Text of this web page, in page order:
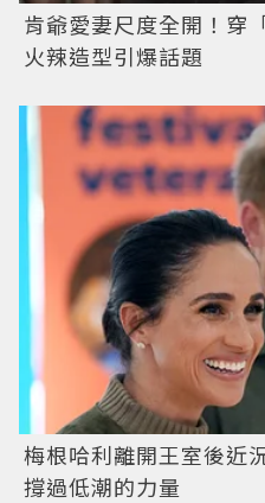
肯爺愛妻尺度全開！穿
火辣造型引爆話題
梅根哈利離開王室後近
撐過低潮的力量